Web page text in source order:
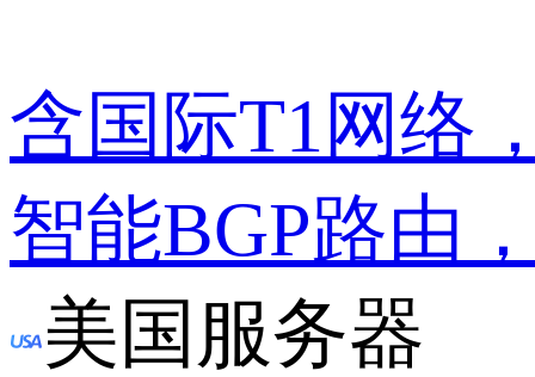
含国际T1网络
智能BGP路由
美国服务器